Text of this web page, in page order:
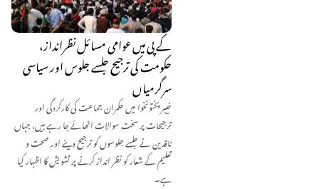
کے پی میں عوامی مسائل نظرانداز،
حکومت کی ترجیح جلسے جلوس اور سیاسی
سرگرمیاں
خیبر پختونخوا میں حکمران جماعت کی کارکردگی اور
ترجیحات پر سخت سوالات اٹھائے جا رہے ہیں، جہاں
ناقدین نے جلسے جلوسوں کو ترجیح دینے اور صحت و
تعلیم کے شعار کو نظر انداز کرنے پر تشویش کا اظہار کیا
ہے۔